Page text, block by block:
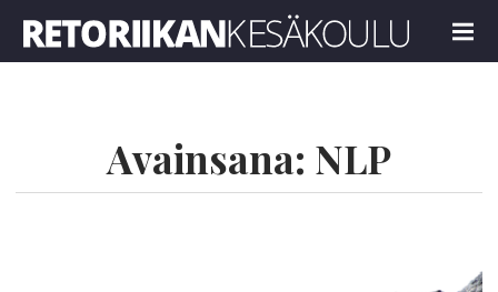
MENU
Avainsana: NLP